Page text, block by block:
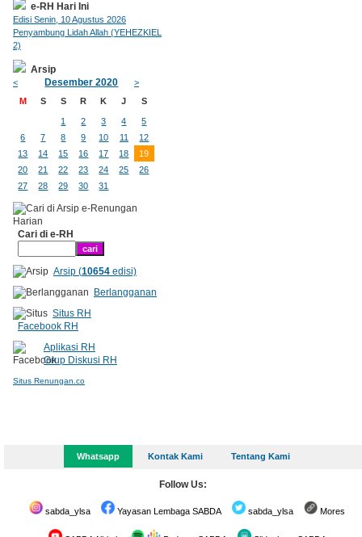
e-RH Hari Ini
Edisi Senin, 10 Agustus 2026
Penyambung Lidah Allah (YEHEZKIEL
2)
Arsip
< Desember 2020
>
M
S S R K J S
1 2 3 4
5
6
7 8 9 10 11
12
13
14 15 16 17 18
19
20
21 22 23 24 25
26
27
28 29 30 31
Cari di e-RH
Arsip (10654edisi)
Berlangganan
Situs RH
Facebook RH
Aplikasi RH
Grup Diskusi RH
Situs Renungan.co
Whatsapp Kontak Kami Tentang Kami
Follow Us:
sabda_ylsa Yayasan Lembaga SABDA sabda_ylsa Mores